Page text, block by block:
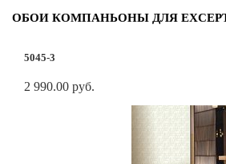
ОБОИ КОМПАНЬОНЫ ДЛЯ
5045-3
2 990.00 руб.